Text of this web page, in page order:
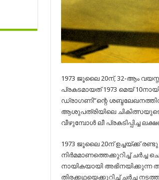
1973 ജൂലൈ 20ന്‌, 32-ആം
പ്രകടമായത് 1973 മെയ്
ഡ്രാഗണി”ന്റെ
ആശുപത്രിയിലെ ചികിത്സയുടെ
വീഴുമ്പോൾ ലീ പ്രകടിപ്പിച്ച
1973 ജൂലൈ 20ന്‌ ഉച്ചയ്ക്ക്
നിർമമാണത്തെക്കുറിച്ച് ചർച്ച
നായികയായി അഭിനയിക്കുന്ന
തിരക്കഥയെക്കുറിച്ച് ചർച്ച